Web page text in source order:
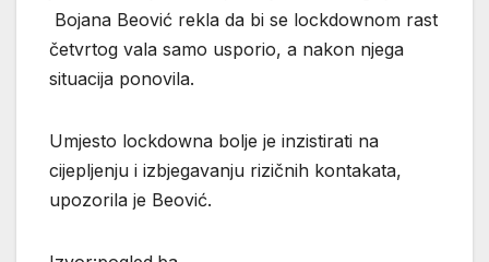
Bojana Beović rekla da bi se lockdownom rast
četvrtog vala samo usporio, a nakon njega
situacija ponovila.
Umjesto lockdowna bolje je inzistirati na
cijepljenju i izbjegavanju rizičnih kontakata,
upozorila je Beović.